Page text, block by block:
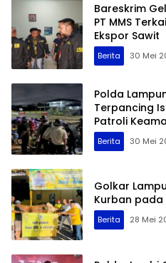
Bareskrim
PT MMS
Ekspor Sawit
Berita 30 Mei
Polda
Terpancing
Patroli
Berita 30 Mei
Golkar
Kurban pada
Berita 28 Mei